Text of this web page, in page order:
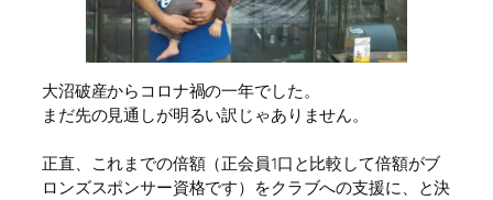
大沼破産からコロナ禍の一年でした。
まだ先の見通しが明るい訳じゃありません。
正直、これまでの倍額（正会員1口と比較して倍額がブ
ロンズスポンサー資格です）をクラブへの支援に、と決